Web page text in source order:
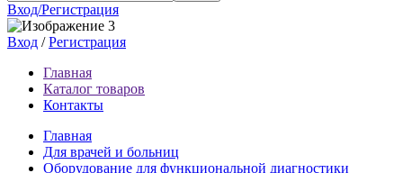
Вход/Регистрация
Вход /Регистрация
Главная
Каталог товаров
Контакты
Главная
Для врачей и больниц
Оборудование для функциональной диагностики